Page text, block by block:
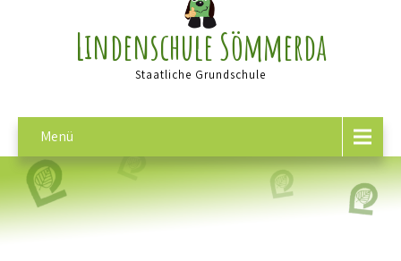
Lindenschule Sömmerda
Staatliche Grundschule
Menü